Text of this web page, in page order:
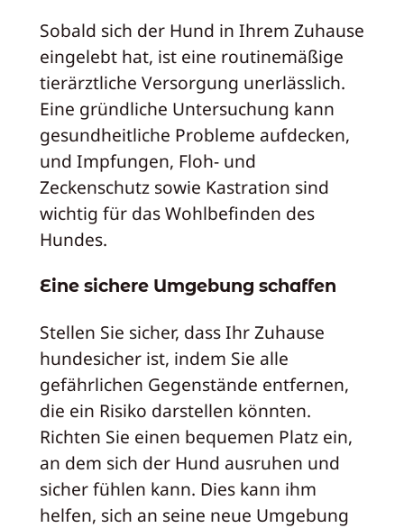
Sobald sich der Hund in Ihrem Zuhause
eingelebt hat, ist eine routinemäßige
tierärztliche Versorgung unerlässlich.
Eine gründliche Untersuchung kann
gesundheitliche Probleme aufdecken,
und Impfungen, Floh- und
Zeckenschutz sowie Kastration sind
wichtig für das Wohlbefinden des
Hundes.
Eine sichere Umgebung schaffen
Stellen Sie sicher, dass Ihr Zuhause
hundesicher ist, indem Sie alle
gefährlichen Gegenstände entfernen,
die ein Risiko darstellen könnten.
Richten Sie einen bequemen Platz ein,
an dem sich der Hund ausruhen und
sicher fühlen kann. Dies kann ihm
helfen, sich an seine neue Umgebung